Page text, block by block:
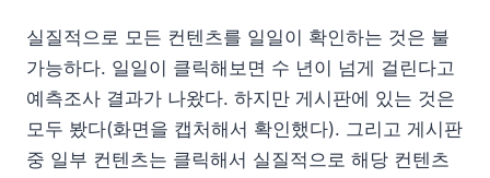
실질적으로 모든 컨텐츠를 일일이 확인하는 것은 불
가능하다. 일일이 클릭해보면 수 년이 넘게 걸린다고
예측조사 결과가 나왔다. 하지만 게시판에 있는 것은
모두 봤다(화면을 캡처해서 확인했다). 그리고 게시판
중 일부 컨텐츠는 클릭해서 실질적으로 해당 컨텐츠